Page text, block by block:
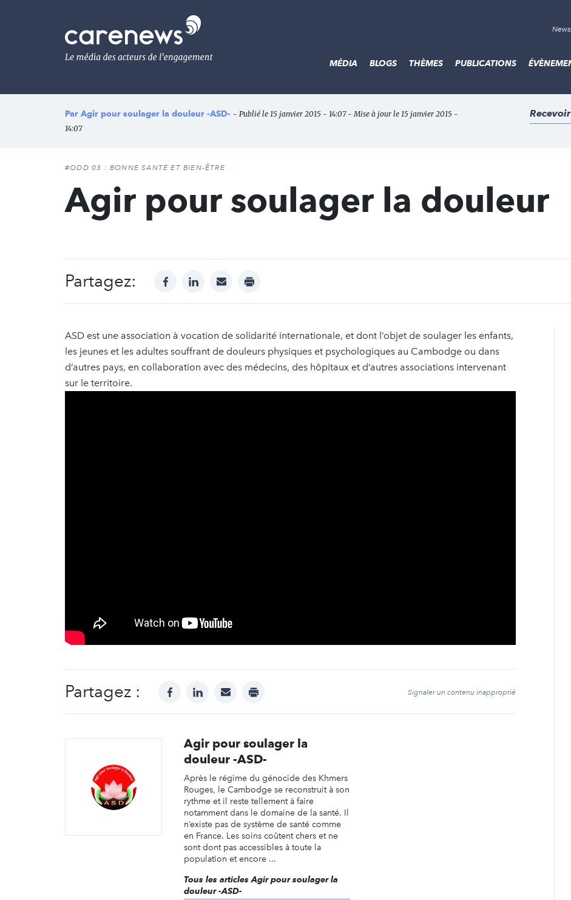
Le
média
de
l'engagement
MÉDIA BLOGS THÈMES PUBLICATIONS
Par Agir pour soulager la douleur -ASD- - Publié le 15 janvier 2015 - 14:07 - Mise à jour le 15 janvier 2015 -
14:07
#ODD 03 : BONNE SANTÉ ET BIEN-ÊTRE
Agir pour soulager la douleur
Partagez: facebooklinkedinmail print
ASD est une association à vocation de solidarité internationale, et dont l’objet de soulager les enfants,
les jeunes et les adultes souffrant de douleurs physiques et psychologiques au Cambodge ou dans
d’autres pays, en collaboration avec des médecins, des hôpitaux et d’autres associations intervenant
sur le territoire.
Partagez : facebooklinkedinmail print Signaler un contenu inapproprié
Agir pour soulager la
douleur -ASD-
Après le régime du génocide des Khmers
Rouges, le Cambodge se reconstruit à son
rythme et il reste tellement à faire
notamment dans le domaine de la santé. Il
n’existe pas de système de santé comme
en France. Les soins coûtent chers et ne
sont dont pas accessibles à toute la
population et encore ...
Tous les articles Agir pour soulager la
douleur -ASD-